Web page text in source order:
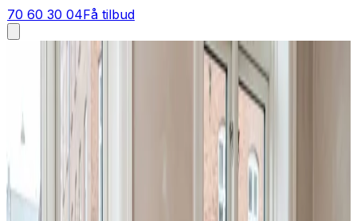
70 60 30 04Få tilbud
Ventilation tilbud i
Få tilbud på ventilation i Oksbøl
Gratis og uforpligtende tilbud på ventilationsanlæg til
private boliger og erhverv i Oksbøl. Vi prissætter
opgaven for dig og svarer altid inden 24 timer.